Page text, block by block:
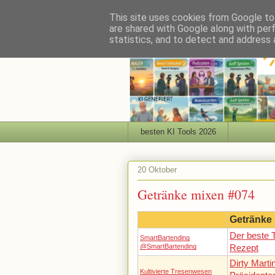
besten KI Tools 2026
20 Oktober
Getränke mixen #074
Getränke
SmartBartending
@SmartBartending
Der beste
Rezept
Kultivierte Tresenwesen
Dirty
This site uses cookies from Google
are shared with Google along with
statistics, and to detect and address